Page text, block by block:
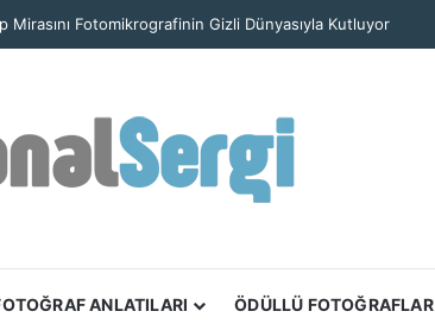
Mirasını Fotomikrografinin Gizli Dünyasıyla Kutluyor
ANLATILARI ÖDÜLLÜ FOTOĞRAFLAR